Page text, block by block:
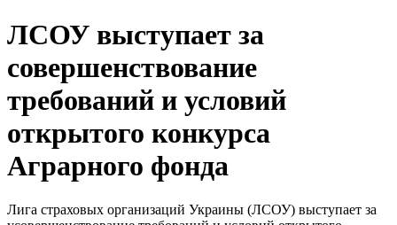
ЛСОУ выступает за
совершенствование
требований и условий
открытого конкурса
Аграрного фонда
Лига страховых организаций Украины (ЛСОУ) выступает за